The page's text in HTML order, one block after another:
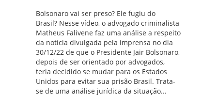
Bolsonaro vai ser preso? Ele fugiu do
Brasil? Nesse vídeo, o advogado criminalista
Matheus Falivene faz uma análise a respeito
da notícia divulgada pela imprensa no dia
30/12/22 de que o Presidente Jair Bolsonaro,
depois de ser orientado por advogados,
teria decidido se mudar para os Estados
Unidos para evitar sua prisão Brasil. Trata-
se de uma análise jurídica da situação...